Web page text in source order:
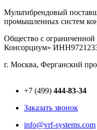
Перейти
к
Мультибрендовый
промышленных систем
Общество с
Консорциум»
г. Москва, Ферганский
+7 (499) 444-83-34
Заказать звонок
info@vrf-systems.com